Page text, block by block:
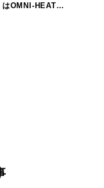
はOMNI-HEAT